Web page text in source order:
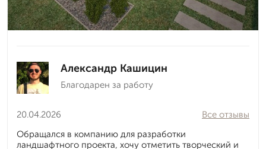
Александр Кашицин
Благодарен за работу
20.04.2026
Все отзывы
Обращался в компанию для разработки
ландшафтного проекта, хочу отметить творческий и